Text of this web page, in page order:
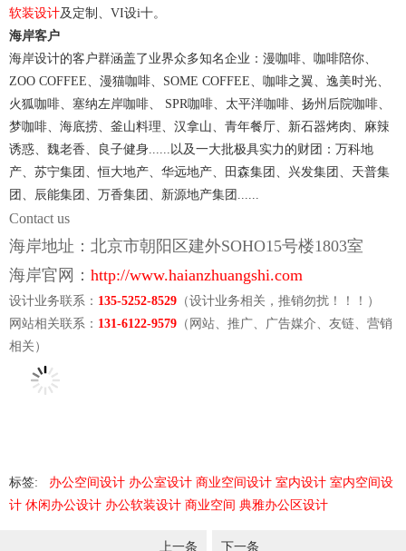
软装设计及定制、VI设i十。
海岸客户
海岸设计的客户群涵盖了业界众多知名企业：漫咖啡、咖啡陪你、
ZOO COFFEE、漫猫咖啡、SOME COFFEE、咖啡之翼、逸美时光、
火狐咖啡、塞纳左岸咖啡、 SPR咖啡、太平洋咖啡、扬州后院咖啡、
梦咖啡、海底捞、釜山料理、汉拿山、青年餐厅、新石器烤肉、麻辣
诱惑、魏老香、良子健身......以及一大批极具实力的财团：万科地
产、苏宁集团、恒大地产、华远地产、田森集团、兴发集团、天普集
团、辰能集团、万香集团、新源地产集团......
Contact us
海岸地址：北京市朝阳区建外SOHO15号楼1803室
海岸官网： http://www.haianzhuangshi.com
设计业务联系： 135-5252-8529 （设计业务相关，推销勿扰！！！）
网站相关联系： 131-6122-9579 （网站、推广、广告媒介、 友链、营销
相关 ）
标签: 办公空间设计 办公室设计 商业空间设计 室内设计 室内空间设
计 休闲办公设计 办公软装设计 商业空间 典雅办公区设计
上一条 下一条